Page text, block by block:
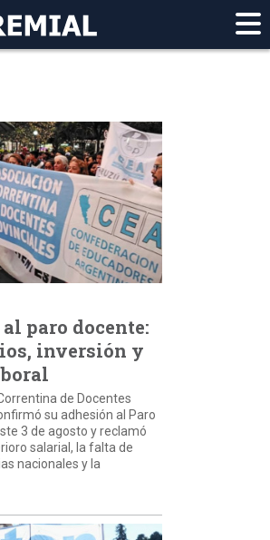
paro docente:
inversión y
de Docentes
su adhesión al Paro
3 de agosto y reclamó
salarial, la falta de
nacionales y la